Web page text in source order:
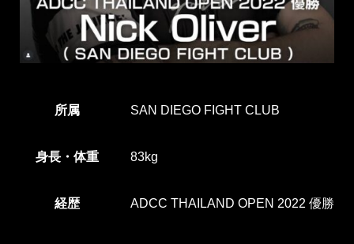
所属 SAN DIEGO FIGHT CLUB
身長・体重 83kg
経歴 ADCC THAILAND OPEN 2022 優勝